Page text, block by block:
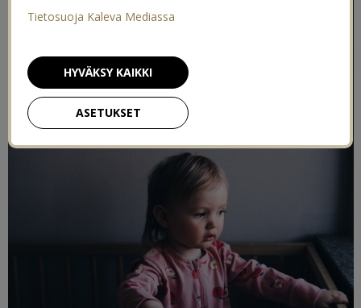
Tietosuoja Kaleva Mediassa
ASETUKSET
HYVÄKSY KAIKKI